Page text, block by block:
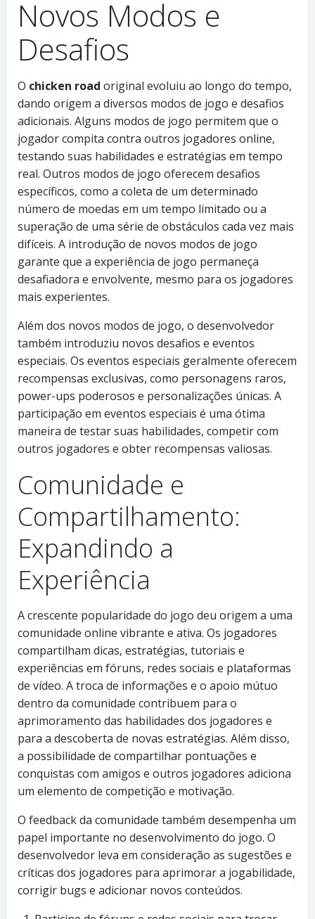
Novos Modos e
Desafios
O chicken road original evoluiu ao longo do tempo,
dando origem a diversos modos de jogo e desafios
adicionais. Alguns modos de jogo permitem que o
jogador compita contra outros jogadores online,
testando suas habilidades e estratégias em tempo
real. Outros modos de jogo oferecem desafios
específicos, como a coleta de um determinado
número de moedas em um tempo limitado ou a
superação de uma série de obstáculos cada vez mais
difíceis. A introdução de novos modos de jogo
garante que a experiência de jogo permaneça
desafiadora e envolvente, mesmo para os jogadores
mais experientes.
Além dos novos modos de jogo, o desenvolvedor
também introduziu novos desafios e eventos
especiais. Os eventos especiais geralmente oferecem
recompensas exclusivas, como personagens raros,
power-ups poderosos e personalizações únicas. A
participação em eventos especiais é uma ótima
maneira de testar suas habilidades, competir com
outros jogadores e obter recompensas valiosas.
Comunidade e
Compartilhamento:
Expandindo a
Experiência
A crescente popularidade do jogo deu origem a uma
comunidade online vibrante e ativa. Os jogadores
compartilham dicas, estratégias, tutoriais e
experiências em fóruns, redes sociais e plataformas
de vídeo. A troca de informações e o apoio mútuo
dentro da comunidade contribuem para o
aprimoramento das habilidades dos jogadores e
para a descoberta de novas estratégias. Além disso,
a possibilidade de compartilhar pontuações e
conquistas com amigos e outros jogadores adiciona
um elemento de competição e motivação.
O feedback da comunidade também desempenha um
papel importante no desenvolvimento do jogo. O
desenvolvedor leva em consideração as sugestões e
críticas dos jogadores para aprimorar a jogabilidade,
corrigir bugs e adicionar novos conteúdos.